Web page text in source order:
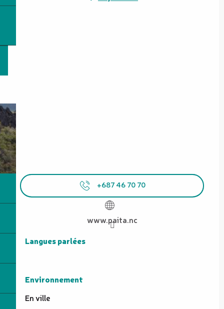
+687 46 70 70
www.paita.nc
Langues parlées
Langues parlées
Environnement
Environnement
En ville